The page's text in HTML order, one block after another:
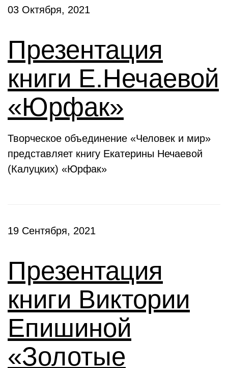
03 Октября, 2021
Презентация
книги Е.Нечаевой
«Юрфак»
Творческое объединение «Человек и мир»
представляет книгу Екатерины Нечаевой
(Калуцких) «Юрфак»
19 Сентября, 2021
Презентация
книги Виктории
Епишиной
«Золотые